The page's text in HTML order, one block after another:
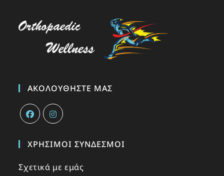
ΑΚΟΛΟΥΘΉΣΤΕ ΜΑΣ
ΧΡΉΣΙΜΟΙ ΣΎΝΔΕΣΜΟΙ
Σχετικά με εμάς